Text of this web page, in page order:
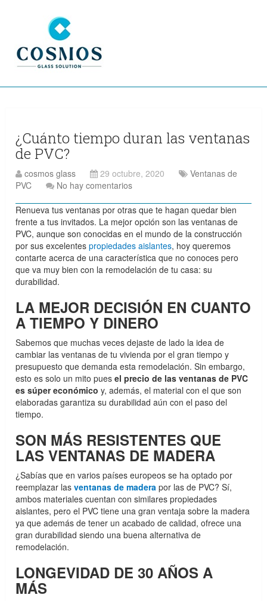
¿Cuánto tiempo duran las ventanas
de PVC?
cosmos glass 29 octubre, 2020
Ventanas de
PVC
No hay comentarios
Renueva tus ventanas por otras que te hagan quedar bien
frente a tus invitados. La mejor opción son las ventanas de
PVC, aunque son conocidas en el mundo de la construcción
por sus excelentespropiedades aislantes, hoy queremos
contarte acerca de una característica que no conoces pero
que va muy bien con la remodelación de tu casa: su
durabilidad.
LA MEJOR DECISIÓN EN CUANTO
A TIEMPO Y DINERO
Sabemos que muchas veces dejaste de lado la idea de
cambiar las ventanas de tu vivienda por el gran tiempo y
presupuesto que demanda esta remodelación. Sin embargo,
esto es solo un mito puesel precio de las ventanas de PVC
es súper económico y, además, el material con el que son
elaboradas garantiza su durabilidad aún con el paso del
tiempo.
SON MÁS RESISTENTES QUE
LAS VENTANAS DE MADERA
¿Sabías que en varios países europeos se ha optado por
reemplazar lasventanas de madera por las de PVC? Sí,
ambos materiales cuentan con similares propiedades
aislantes, pero el PVC tiene una gran ventaja sobre la madera
ya que además de tener un acabado de calidad, ofrece una
gran durabilidad siendo una buena alternativa de
remodelación.
LONGEVIDAD DE 30 AÑOS A
MÁS